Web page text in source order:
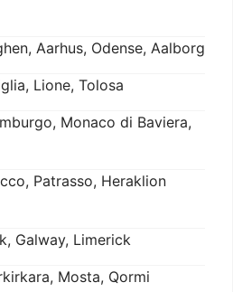
Aarhus, Odense, Aalborg
Lione, Tolosa
Monaco di Baviera,
Patrasso, Heraklion
Galway, Limerick
Mosta, Qormi